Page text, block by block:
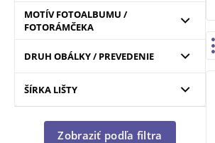
MOTÍV FOTOALBUMU /
FOTORÁMČEKA
DRUH OBÁLKY / PREVEDENIE
ŠÍRKA LIŠTY
Zobraziť podľa filtra